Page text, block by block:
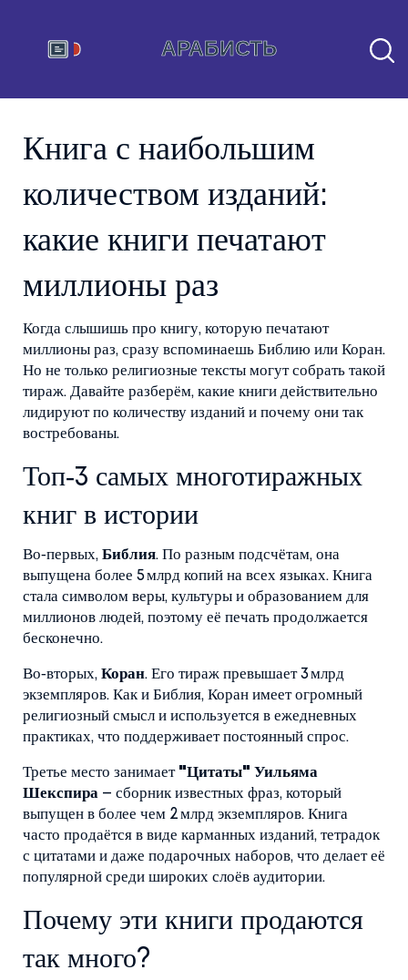
Книга с наибольшим
количеством изданий:
какие книги печатают
миллионы раз
Когда слышишь про книгу, которую печатают
миллионы раз, сразу вспоминаешь Библию или Коран.
Но не только религиозные тексты могут собрать такой
тираж. Давайте разберём, какие книги действительно
лидируют по количеству изданий и почему они так
востребованы.
Топ‑3 самых многотиражных
книг в истории
Во‑первых, Библия. По разным подсчётам, она
выпущена более 5 млрд копий на всех языках. Книга
стала символом веры, культуры и образованием для
миллионов людей, поэтому её печать продолжается
бесконечно.
Во‑вторых, Коран. Его тираж превышает 3 млрд
экземпляров. Как и Библия, Коран имеет огромный
религиозный смысл и используется в ежедневных
практиках, что поддерживает постоянный спрос.
Третье место занимает "Цитаты" Уильяма
Шекспира – сборник известных фраз, который
выпущен в более чем 2 млрд экземпляров. Книга
часто продаётся в виде карманных изданий, тетрадок
с цитатами и даже подарочных наборов, что делает её
популярной среди широких слоёв аудитории.
Почему эти книги продаются
так много?